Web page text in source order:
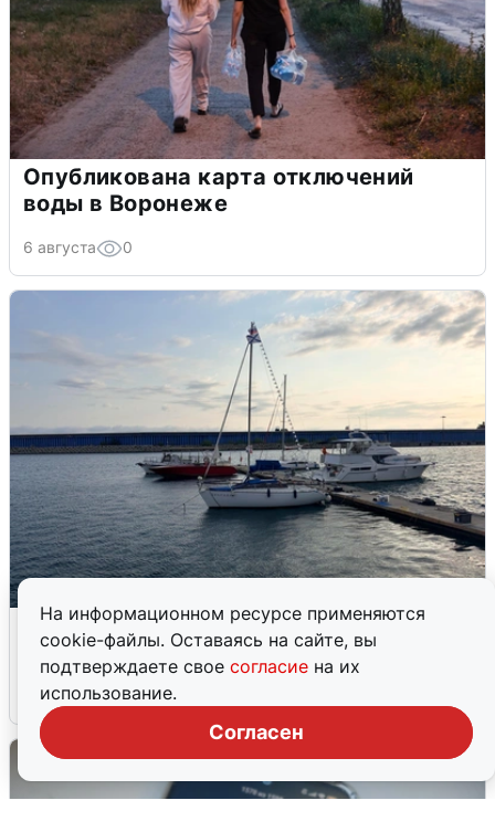
На информационном ресурсе применяются
cookie-файлы. Оставаясь на сайте, вы
подтверждаете свое согласие на их
использование.
Согласен
Опубликована карта отключений
воды в Воронеже
6 августа 0
В Сочи сняли угрозу атаки БПЛА,
аэропорт закрыт
6 августа 0